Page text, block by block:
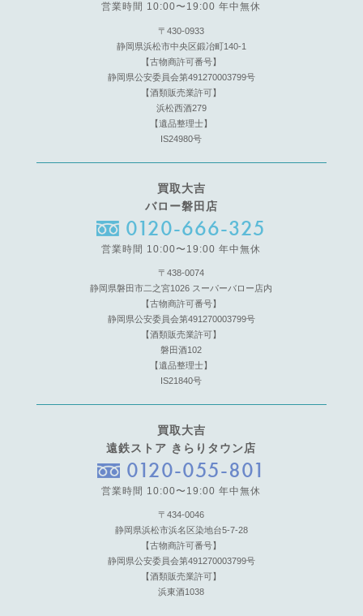
営業時間 10:00〜19:00 年中無休
〒430-0933
静岡県浜松市中央区鍛冶町140-1
【古物商許可番号】
静岡県公安委員会第491270003799号
【酒類販売業許可】
浜松西酒279
【遺品整理士】
IS24980号
買取大吉
バロー磐田店
0120-666-325
営業時間 10:00〜19:00 年中無休
〒438-0074
静岡県磐田市二之宮1026 スーパーバロー店内
【古物商許可番号】
静岡県公安委員会第491270003799号
【酒類販売業許可】
磐田酒102
【遺品整理士】
IS21840号
買取大吉
遠鉄ストア きらりタウン店
0120-055-801
営業時間 10:00〜19:00 年中無休
〒434-0046
静岡県浜松市浜名区染地台5-7-28
【古物商許可番号】
静岡県公安委員会第491270003799号
【酒類販売業許可】
浜東酒1038